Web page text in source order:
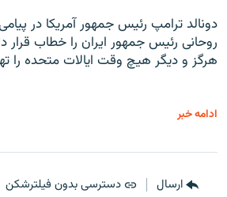
دونالد ترامپ رئیس جمهور آمریکا در
روحانی رئیس جمهور ایران را خطاب
هرگز و دیگر هیچ وقت ایالات متحده را
ادامه خبر
ارسال دسترسی بدون فیلترشکن